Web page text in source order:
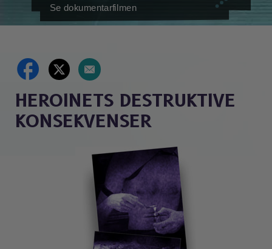
Se dokumentarfilmen
HEROINETS DESTRUKTIVE
KONSEKVENSER